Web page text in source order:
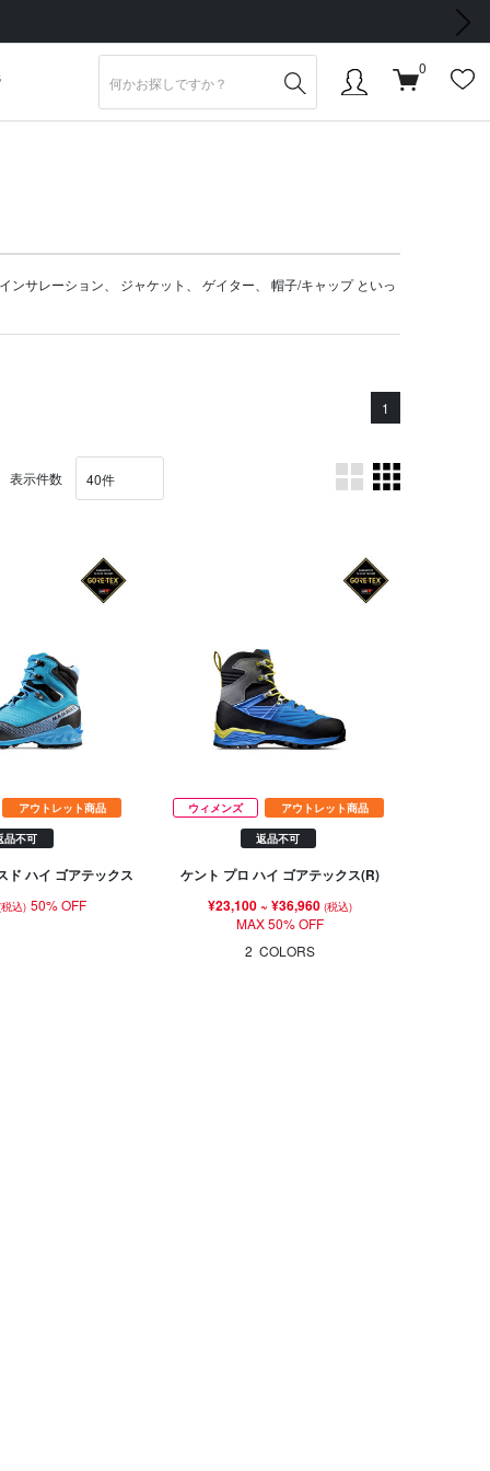
次の画像
0
インサレーション ジャケット ゲイター 帽子/キャップといっ
1
表示件数
アウトレット商品
品不可
ド ハイ ゴアテックス
込) 50% OFF
ウィメンズ アウトレット商品
返品不可
ケント プロ ハイ ゴアテックス(R)
¥23,100~ ¥36,960 (税込)
MAX 50% OFF
2 COLORS